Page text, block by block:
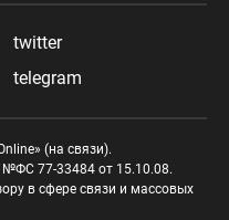
twitter
telegram
(на связи).
77-33484 от 15.10.08.
в сфере связи и массовых